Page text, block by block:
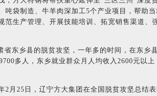
袋制造、牛羊肉深加工5个产业项目，帮助
范生产管理、开展技能培训、拓宽销售渠道、
东乡县的脱贫攻坚，一年多的时间，在东乡
多人，东乡就业群众月人均收入2600元以
2月25日，辽宁方大集团在全国脱贫攻坚总结